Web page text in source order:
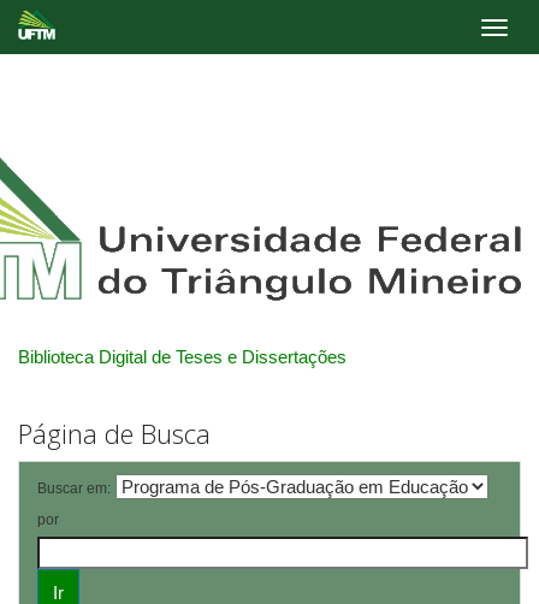
Biblioteca Digital de Teses e Dissertações
Página de Busca
Buscar em:
por